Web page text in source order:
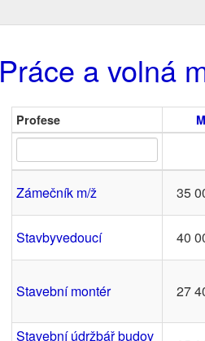
Práce a volná
Profese
Zámečník m/ž 35
Stavbyvedoucí
40
Stavební montér 27
Stavební údržbář budov